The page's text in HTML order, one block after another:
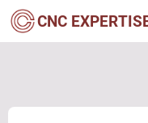
Aller
au
CNC